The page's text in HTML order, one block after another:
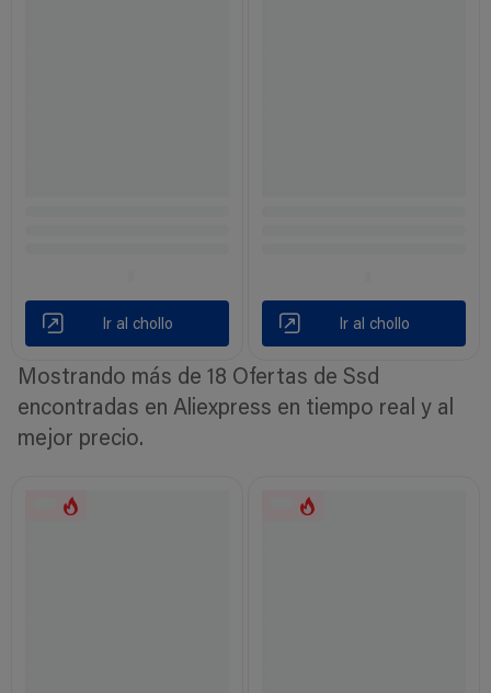
Ir al chollo Ir al chollo
Mostrando más de 18 Ofertas de Ssd
encontradas en Aliexpress en tiempo real y al
mejor precio.